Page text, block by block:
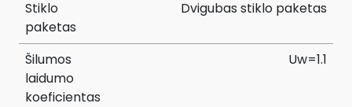
Stiklo
paketas
Dvigubas stiklo paketas
Šilumos
laidumo
koeficientas
Uw=1.1